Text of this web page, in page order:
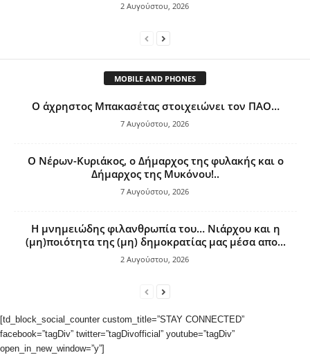
2 Αυγούστου, 2026
MOBILE AND PHONES
Ο άχρηστος Μπακασέτας στοιχειώνει τον ΠΑΟ…
7 Αυγούστου, 2026
Ο Νέρων-Κυριάκος, o Δήμαρχος της φυλακής και ο
Δήμαρχος της Μυκόνου!..
7 Αυγούστου, 2026
Η μνημειώδης φιλανθρωπία του… Νιάρχου και η
(μη)ποιότητα της (μη) δημοκρατίας μας μέσα απο...
2 Αυγούστου, 2026
[td_block_social_counter custom_title=”STAY CONNECTED”
facebook=”tagDiv” twitter=”tagDivofficial” youtube=”tagDiv”
open_in_new_window=”y”]